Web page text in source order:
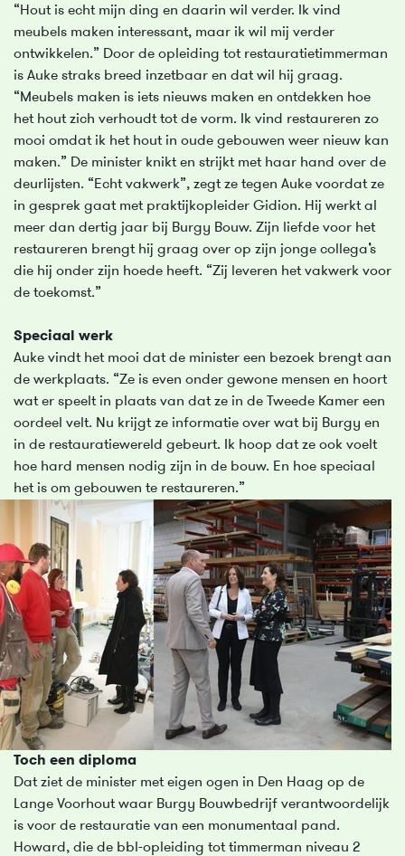
“Hout is echt mijn ding en daarin wil verder. Ik vind
meubels maken interessant, maar ik wil mij verder
ontwikkelen.” Door de opleiding tot restauratietimmerman
is Auke straks breed inzetbaar en dat wil hij graag.
“Meubels maken is iets nieuws maken en ontdekken hoe
het hout zich verhoudt tot de vorm. Ik vind restaureren zo
mooi omdat ik het hout in oude gebouwen weer nieuw kan
maken.” De minister knikt en strijkt met haar hand over de
deurlijsten. “Echt vakwerk”, zegt ze tegen Auke voordat ze
in gesprek gaat met praktijkopleider Gidion. Hij werkt al
meer dan dertig jaar bij Burgy Bouw. Zijn liefde voor het
restaureren brengt hij graag over op zijn jonge collega’s
die hij onder zijn hoede heeft. “Zij leveren het vakwerk voor
de toekomst.”
Speciaal werk
Auke vindt het mooi dat de minister een bezoek brengt aan
de werkplaats. “Ze is even onder gewone mensen en hoort
wat er speelt in plaats van dat ze in de Tweede Kamer een
oordeel velt. Nu krijgt ze informatie over wat bij Burgy en
in de restauratiewereld gebeurt. Ik hoop dat ze ook voelt
hoe hard mensen nodig zijn in de bouw. En hoe speciaal
het is om gebouwen te restaureren.”
Toch een diploma
Dat ziet de minister met eigen ogen in Den Haag op de
Lange Voorhout waar Burgy Bouwbedrijf verantwoordelijk
is voor de restauratie van een monumentaal pand.
Howard, die de bbl-opleiding tot timmerman niveau 2